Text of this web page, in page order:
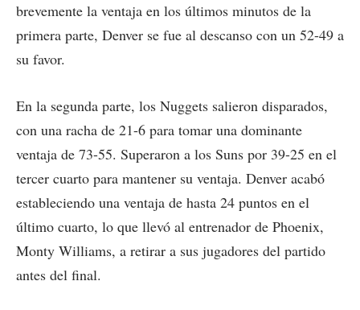
brevemente la ventaja en los últimos minutos de la
primera parte, Denver se fue al descanso con un 52-49 a
su favor.
En la segunda parte, los Nuggets salieron disparados,
con una racha de 21-6 para tomar una dominante
ventaja de 73-55. Superaron a los Suns por 39-25 en el
tercer cuarto para mantener su ventaja. Denver acabó
estableciendo una ventaja de hasta 24 puntos en el
último cuarto, lo que llevó al entrenador de Phoenix,
Monty Williams, a retirar a sus jugadores del partido
antes del final.